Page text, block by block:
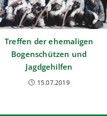
Treffen der ehemaligen
Bogenschützen und
Jagdgehilfen
15.07.2019